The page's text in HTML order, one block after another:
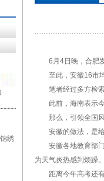
绣
6月4日晚，合肥发
至此，安徽16市均
笔者经过多方检索
此前，海南表示今
那么，引领全国风
安徽的做法，是给
安徽各地教育部门
为天气炎热感到烦躁
距离今年高考还有